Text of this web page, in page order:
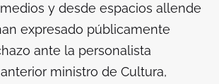
y desde espacios allende
expresado públicamente
ante la personalista
ministro de Cultura,